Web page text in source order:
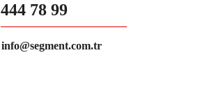
444 78 99
info@segment.com.tr